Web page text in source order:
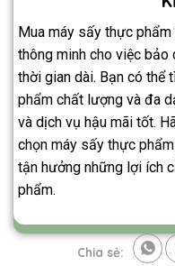
Mua máy sấy thực
thông minh cho việc
thời gian dài. Bạn có thể
phẩm chất lượng và đa
và dịch vụ hậu mãi tốt.
chọn máy sấy thực
tận hưởng những lợi ích
phẩm.
Chia sẻ: